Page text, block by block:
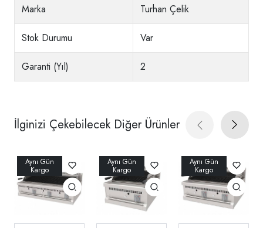
Marka Turhan Çelik
Stok Durumu Var
Garanti (Yıl) 2
İlginizi Çekebilecek Diğer Ürünler